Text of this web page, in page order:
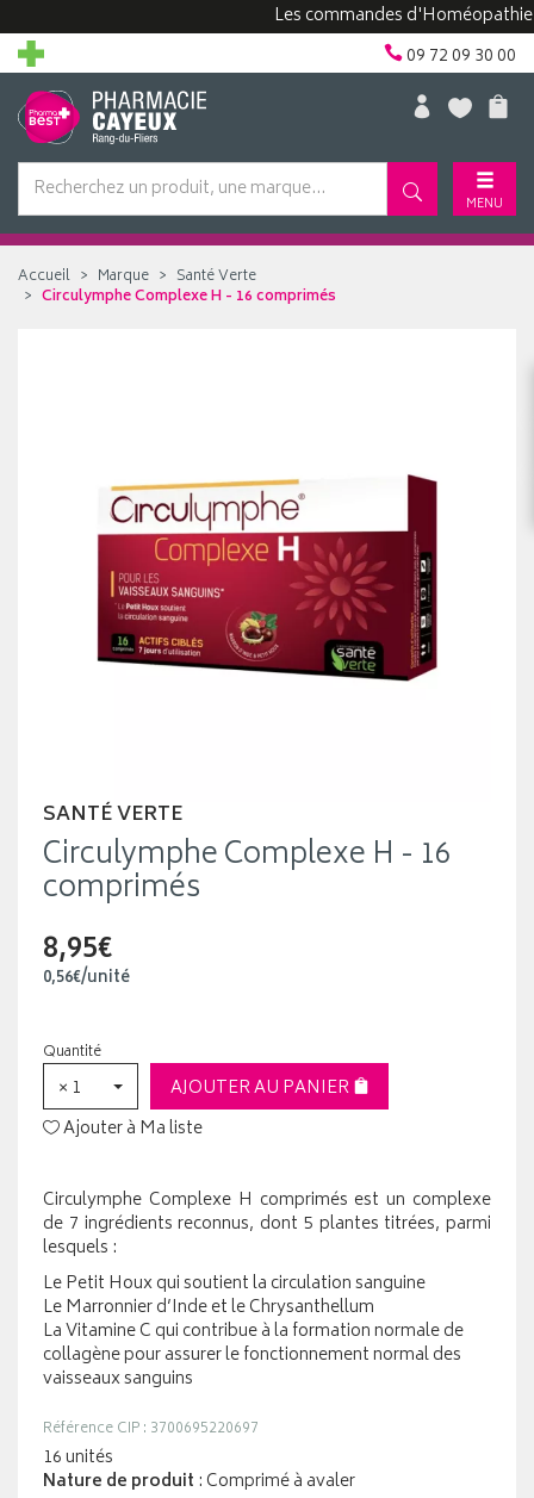
Les commandes d'Homéopathie
09 72 09 30 00
MENU
Accueil Marque
Santé Verte
Circulymphe Complexe H - 16 comprimés
SANTÉ VERTE
Circulymphe Complexe H - 16
comprimés
8,95€
0,56€/unité
Quantité
× 1
AJOUTER AU PANIER
Ajouter à Ma liste
Circulymphe Complexe H comprimés est un complexe
de 7 ingrédients reconnus, dont 5 plantes titrées, parmi
lesquels :
Le Petit Houx qui soutient la circulation sanguine
Le Marronnier d’Inde et le Chrysanthellum
La Vitamine C qui contribue à la formation normale de
collagène pour assurer le fonctionnement normal des
vaisseaux sanguins
Référence CIP : 3700695220697
16 unités
Nature de produit : Comprimé à avaler